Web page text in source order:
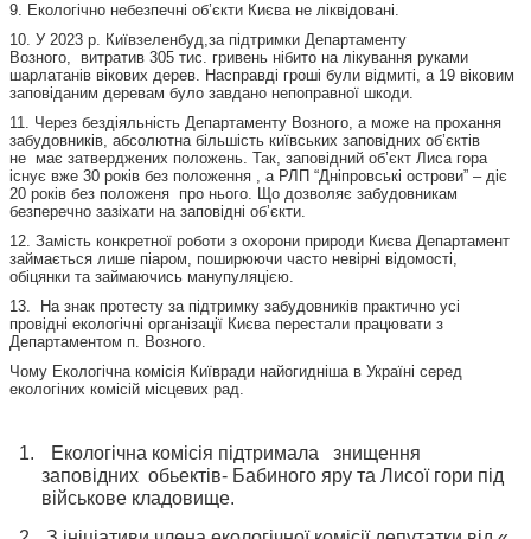
9. Екологічно небезпечні об’єкти Києва не ліквідовані.
10. У 2023 р. Київзеленбуд,за підтримки Департаменту
Возного, витратив 305 тис. гривень нібито на лікування руками
шарлатанів вікових дерев. Насправді гроші були відмиті, а 19 віковим
заповіданим деревам було завдано непоправної шкоди.
11. Через бездіяльність Департаменту Возного, а може на прохання
забудовників, абсолютна більшість київських заповідних об’єктів
не має затверджених положень. Так, заповідний об’єкт Лиса гора
існує вже 30 років без положення , а РЛП “Дніпровські острови” – діє
20 років без положеня про нього. Що дозволяє забудовникам
безперечно зазіхати на заповідні об’єкти.
12. Замість конкретної роботи з охорони природи Києва Департамент
займається лише піаром, поширюючи часто невірні відомості,
обіцянки та займаючись манупуляцією.
13. На знак протесту за підтримку забудовників практично усі
провідні екологічні організації Києва перестали працювати з
Департаментом п. Возного.
Чому Екологічна комісія Київради найогидніша в Україні серед
екологіних комісій місцевих рад.
Екологічна комісія підтримала знищення
заповідних обьектів- Бабиного яру та Лисої гори під
військове кладовище.